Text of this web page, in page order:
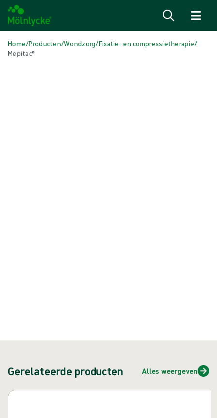
Home/Producten/Wondzorg/Fixatie- en compressietherapie/
Mepitac®
Gerelateerde producten Alles weergeven